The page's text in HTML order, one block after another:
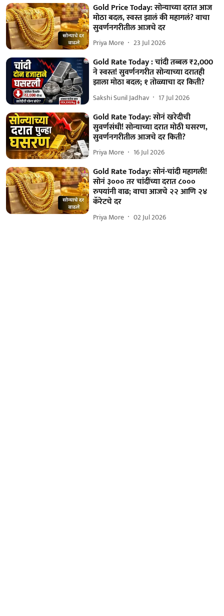
Gold Price Today: सोन्याच्या दरात आज
मोठा बदल, स्वस्त झालं की महागलं? वाचा
सुवर्णनगरीतील आजचे दर
Priya More 23 Jul 2026
Gold Rate Today : चांदी तब्बल ₹2,000
ने स्वस्त! सुवर्णनगरीत सोन्याच्या दरातही
झाला मोठा बदल; १ तोळ्याचा दर किती?
Sakshi Sunil Jadhav 17 Jul 2026
Gold Rate Today: सोनं खरेदीची
सुवर्णसंधी! सोन्याच्या दरात मोठी घसरण,
सुवर्णनगरीतील आजचे दर किती?
Priya More 16 Jul 2026
Gold Rate Today: सोनं-चांदी महागली!
सोनं ३००० तर चांदींच्या दरात ८०००
रुपयांनी वाढ; वाचा आजचे २२ आणि २४
कॅरेटचे दर
Priya More 02 Jul 2026